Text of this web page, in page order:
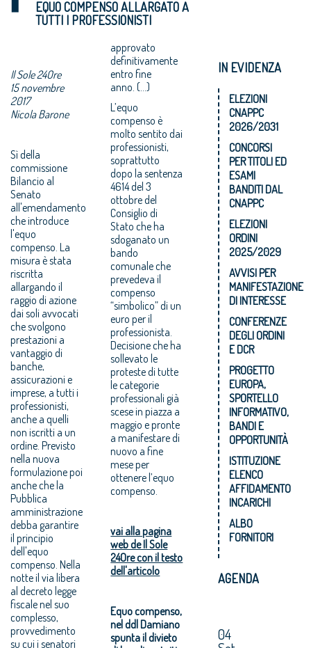
EQUO COMPENSO ALLARGATO A
TUTTI I PROFESSIONISTI
Il Sole 24Ore
15 novembre
2017
Nicola Barone
Sì della
commissione
Bilancio al
Senato
all'emendamento
che introduce
l'equo
compenso. La
misura è stata
riscritta
allargando il
raggio di azione
dai soli avvocati
che svolgono
prestazioni a
vantaggio di
banche,
assicurazioni e
imprese, a tutti i
professionisti,
anche a quelli
non iscritti a un
ordine. Previsto
nella nuova
formulazione poi
anche che la
Pubblica
amministrazione
debba garantire
il principio
dell'equo
compenso. Nella
notte il via libera
al decreto legge
fiscale nel suo
complesso,
provvedimento
su cui i senatori
approvato
definitivamente
entro fine
anno. (...)
L’equo
compenso è
molto sentito dai
professionisti,
soprattutto
dopo la sentenza
4614 del 3
ottobre del
Consiglio di
Stato che ha
sdoganato un
bando
comunale che
prevedeva il
compenso
“simbolico” di un
euro per il
professionista.
Decisione che ha
sollevato le
proteste di tutte
le categorie
professionali già
scese in piazza a
maggio e pronte
a manifestare di
nuovo a fine
mese per
ottenere l’equo
compenso.
vai alla pagina
web de Il Sole
24Ore con il testo
dell'articolo
Equo compenso,
nel ddl Damiano
spunta il divieto
IN EVIDENZA
ELEZIONI
CNAPPC
2026/2031
CONCORSI
PER TITOLI ED
ESAMI
BANDITI DAL
CNAPPC
ELEZIONI
ORDINI
2025/2029
AVVISI PER
MANIFESTAZIONE
DI INTERESSE
CONFERENZE
DEGLI ORDINI
E DCR
PROGETTO
EUROPA,
SPORTELLO
INFORMATIVO,
BANDI E
OPPORTUNITÀ
ISTITUZIONE
ELENCO
AFFIDAMENTO
INCARICHI
ALBO
FORNITORI
AGENDA
04